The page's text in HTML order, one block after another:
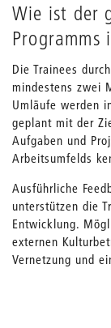
Wie ist der
Programms
Die Trainees
mindestens zwei
Umläufe werden
geplant mit der
Aufgaben und
Arbeitsumfelds
Ausführliche
unterstützen die
Entwicklung.
externen
Vernetzung und